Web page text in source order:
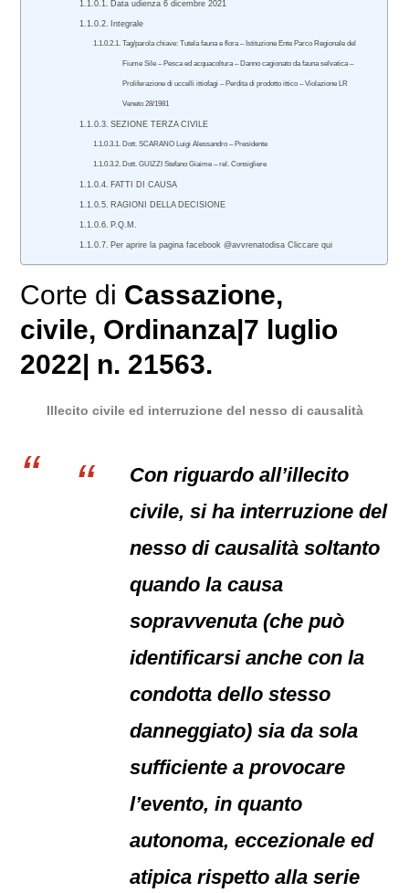
Data udienza 6 dicembre 2021
Integrale
Tag/parola chiave: Tutela fauna e flora – Istituzione Ente Parco Regionale del
Fiume Sile – Pesca ed acquacoltura – Danno cagionato da fauna selvatica –
Proliferazione di uccelli ittiofagi – Perdita di prodotto ittico – Violazione LR
Veneto 28/1981
SEZIONE TERZA CIVILE
Dott. SCARANO Luigi Alessandro – Presidente
Dott. GUIZZI Stefano Giaime – rel. Consigliere
FATTI DI CAUSA
RAGIONI DELLA DECISIONE
P.Q.M.
Per aprire la pagina facebook @avvrenatodisa Cliccare qui
Corte di Cassazione,
civile, Ordinanza|7 luglio
2022| n. 21563.
Illecito civile ed interruzione del nesso di causalità
Con riguardo all’illecito
civile, si ha interruzione del
nesso di causalità soltanto
quando la causa
sopravvenuta (che può
identificarsi anche con la
condotta dello stesso
danneggiato) sia da sola
sufficiente a provocare
l’evento, in quanto
autonoma, eccezionale ed
atipica rispetto alla serie